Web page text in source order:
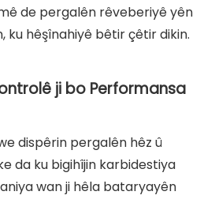
de pergalên rêveberiyê yên
ku hêşînahiyê bêtir çêtir dikin.
ji bo Performansa
dispêrin pergalên hêz û
da ku bigihîjin karbidestiya
wan ji hêla bataryayên